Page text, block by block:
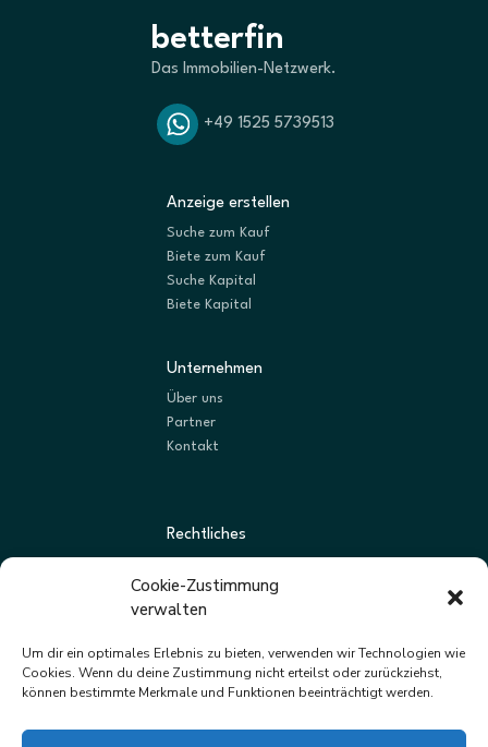
Cookie-Zustimmung
verwalten
Um dir ein optimales Erlebnis zu bieten, verwenden wir Technologien wie
Cookies. Wenn du deine Zustimmung nicht erteilst oder zurückziehst,
können bestimmte Merkmale und Funktionen beeinträchtigt werden.
betterfin
Das Immobilien-Netzwerk.
+49 1525 5739513
Anzeige erstellen
Suche zum Kauf
Biete zum Kauf
Suche Kapital
Biete Kapital
Unternehmen
Über uns
Partner
Kontakt
Rechtliches
Datenschutz
Impressum
Newsletter